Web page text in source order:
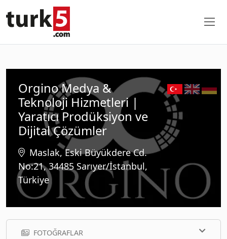
Orgino Medya &
Teknoloji Hizmetleri |
Yaratıcı Prodüksiyon ve
Dijital Çözümler
Maslak, Eski Büyükdere Cd.
No:21, 34485 Sarıyer/İstanbul,
Türkiye
FOTOĞRAFLAR